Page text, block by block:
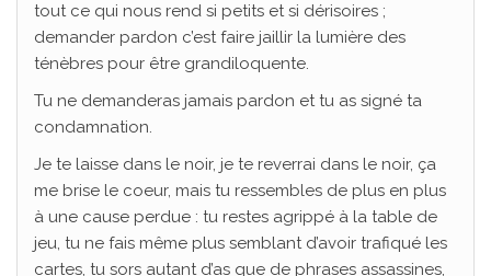
tout ce qui nous rend si petits et si dérisoires ;
demander pardon c’est faire jaillir la lumière des
ténèbres pour être grandiloquente.
Tu ne demanderas jamais pardon et tu as signé ta
condamnation.
Je te laisse dans le noir, je te reverrai dans le noir, ça
me brise le coeur, mais tu ressembles de plus en plus
à une cause perdue : tu restes agrippé à la table de
jeu, tu ne fais même plus semblant d’avoir trafiqué les
cartes, tu sors autant d’as que de phrases assassines,